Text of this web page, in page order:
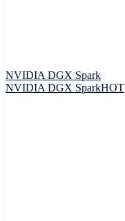
NVIDIA DGX Spark
NVIDIA DGX SparkHOT